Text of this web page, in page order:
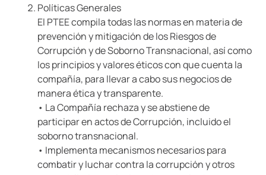
Políticas Generales
El PTEE compila todas las normas en materia de
prevención y mitigación de los Riesgos de
Corrupción y de Soborno Transnacional, así como
los principios y valores éticos con que cuenta la
compañía, para llevar a cabo sus negocios de
manera ética y transparente.
• La Compañía rechaza y se abstiene de
participar en actos de Corrupción, incluido el
soborno transnacional.
• Implementa mecanismos necesarios para
combatir y luchar contra la corrupción y otros